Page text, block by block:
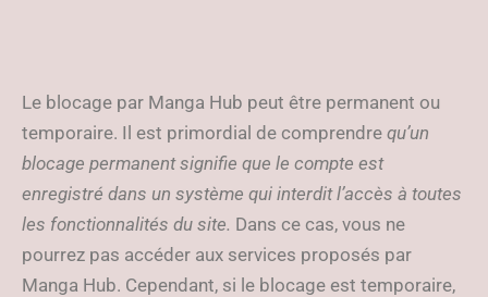
Le blocage par Manga Hub peut être permanent ou
temporaire. Il est primordial de comprendre qu’un
blocage permanent signifie que le compte est
enregistré dans un système qui interdit l’accès à toutes
les fonctionnalités du site. Dans ce cas, vous ne
pourrez pas accéder aux services proposés par
Manga Hub. Cependant, si le blocage est temporaire,